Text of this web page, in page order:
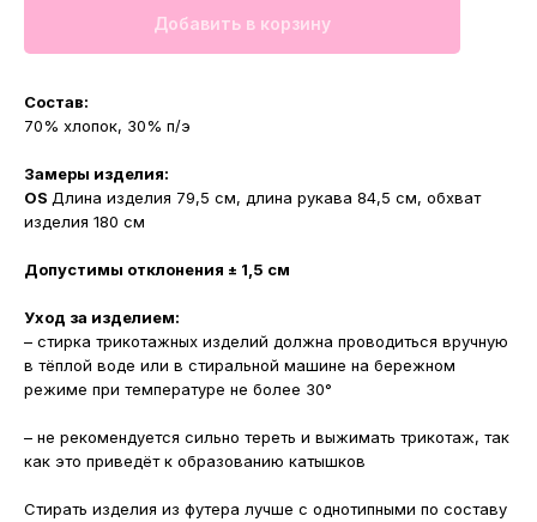
Добавить в корзину
Состав:
70% хлопок, 30% п/э
Замеры изделия:
OS Длина изделия 79,5 см, длина рукава 84,5 см, обхват
изделия 180 см
Допустимы отклонения ± 1,5 см
Уход за изделием:
– стирка трикотажных изделий должна проводиться вручную
в тёплой воде или в стиральной машине на бережном
режиме при температуре не более 30°
– не рекомендуется сильно тереть и выжимать трикотаж, так
как это приведёт к образованию катышков
Стирать изделия из футера лучше с однотипными по составу